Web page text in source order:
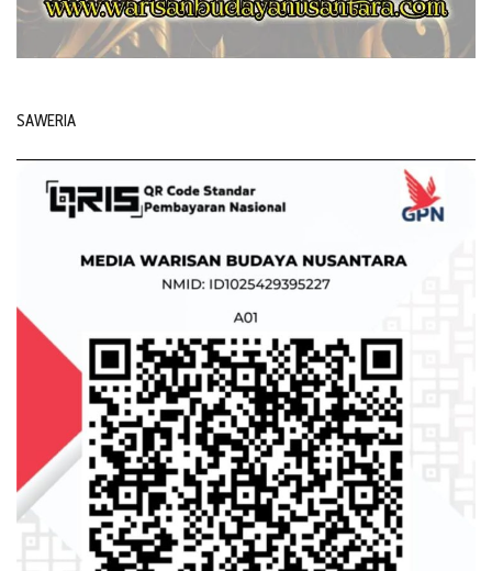
SAWERIA